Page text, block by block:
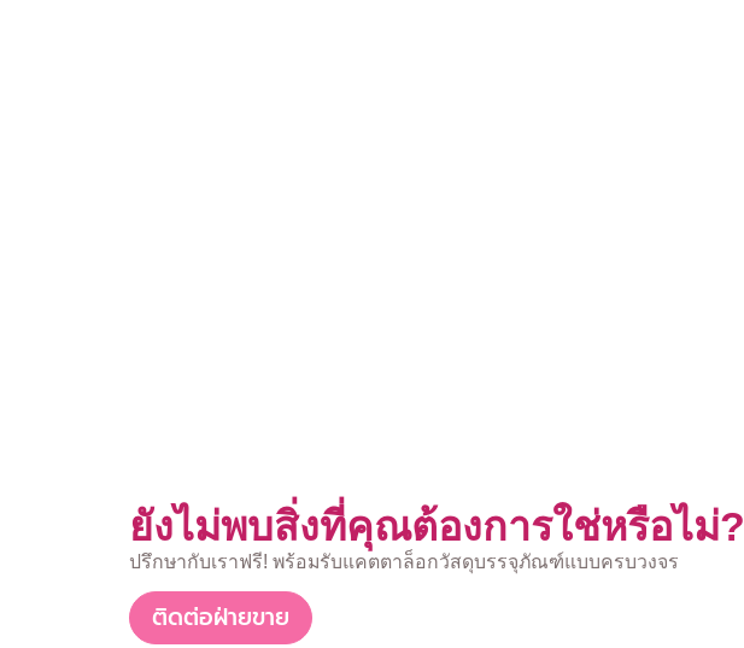
ยังไม่พบสิ่งที่คุณต้องการใช่หรือไม่?
ปรึกษากับเราฟรี! พร้อมรับแคตตาล็อกวัสดุบรรจุภัณฑ์แบบครบวงจร
ติดต่อฝ่ายขาย